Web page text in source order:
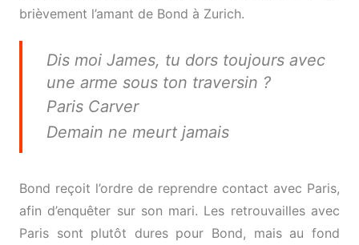
brièvement l’amant de Bond à Zurich.
Dis moi James, tu dors toujours avec
une arme sous ton traversin ?
Paris Carver
Demain ne meurt jamais
Bond reçoit l’ordre de reprendre contact avec Paris,
afin d’enquêter sur son mari. Les retrouvailles avec
Paris sont plutôt dures pour Bond, mais au fond